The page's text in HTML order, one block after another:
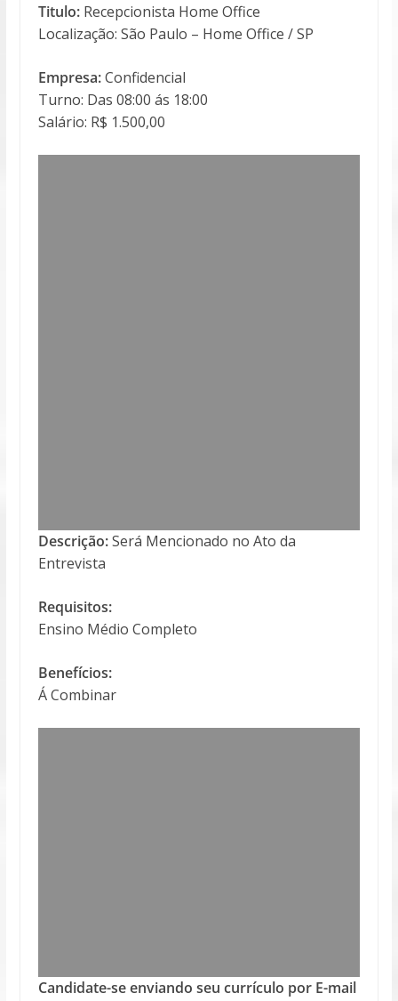
Titulo:Recepcionista Home Office
Localização: São Paulo – Home Office / SP
Empresa:Confidencial
Turno: Das 08:00 ás 18:00
Salário: R$ 1.500,00
Descrição:Será Mencionado no Ato da
Entrevista
Requisitos:
Ensino Médio Completo
Benefícios:
Á Combinar
Candidate-se enviando seu currículo por E-mail